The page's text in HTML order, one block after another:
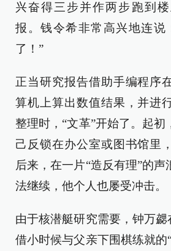
兴奋得三步并作两步跑到
报。钱令希非常高兴地连说
了！”
正当研究报告借助手编程序
算机上算出数值结果，并进
整理时，“文革”开始了。起初
己反锁在办公室或图书馆里
后来，在一片“造反有理”的
法继续，他个人也屡受冲击。
由于核潜艇研究需要，钟万勰
借小时候与父亲下围棋练就的